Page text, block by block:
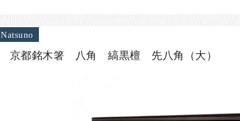
Natsuno
京都銘木箸 八角 縞黒檀 先八角（大）